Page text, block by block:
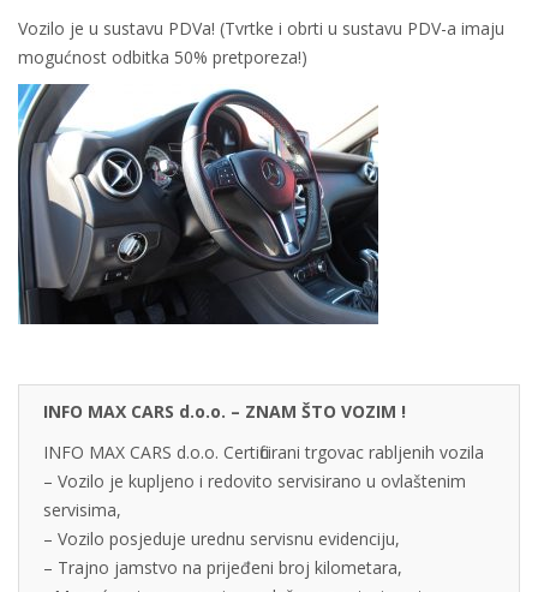
Vozilo je u sustavu PDVa! (Tvrtke i obrti u sustavu PDV-a imaju
mogućnost odbitka 50% pretporeza!)
INFO MAX CARS d.o.o. – ZNAM ŠTO VOZIM !
INFO MAX CARS d.o.o. Certificirani trgovac rabljenih vozila
– Vozilo je kupljeno i redovito servisirano u ovlaštenim
servisima,
– Vozilo posjeduje urednu servisnu evidenciju,
– Trajno jamstvo na prijeđeni broj kilometara,